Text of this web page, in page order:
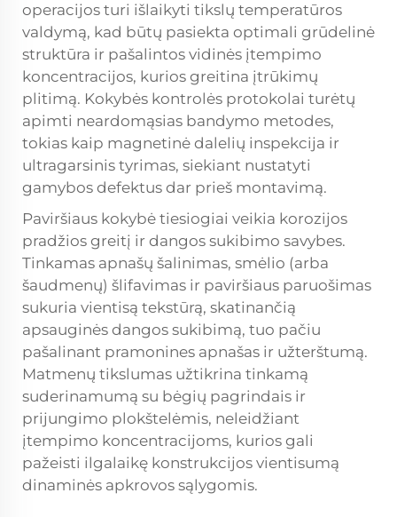
operacijos turi išlaikyti tikslų temperatūros
valdymą, kad būtų pasiekta optimali grūdelinė
struktūra ir pašalintos vidinės įtempimo
koncentracijos, kurios greitina įtrūkimų
plitimą. Kokybės kontrolės protokolai turėtų
apimti neardomąsias bandymo metodes,
tokias kaip magnetinė dalelių inspekcija ir
ultragarsinis tyrimas, siekiant nustatyti
gamybos defektus dar prieš montavimą.
Paviršiaus kokybė tiesiogiai veikia korozijos
pradžios greitį ir dangos sukibimo savybes.
Tinkamas apnašų šalinimas, smėlio (arba
šaudmenų) šlifavimas ir paviršiaus paruošimas
sukuria vientisą tekstūrą, skatinančią
apsauginės dangos sukibimą, tuo pačiu
pašalinant pramonines apnašas ir užterštumą.
Matmenų tikslumas užtikrina tinkamą
suderinamumą su bėgių pagrindais ir
prijungimo plokštelėmis, neleidžiant
įtempimo koncentracijoms, kurios gali
pažeisti ilgalaikę konstrukcijos vientisumą
dinaminės apkrovos sąlygomis.